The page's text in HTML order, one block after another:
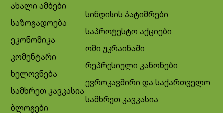
ახალი ამბები
საზოგადოება
ეკონომიკა
კომენტარი
ხელოვნება
სამხრეთ კავკასია
ბლოგები
სინდისის პატიმრები
საპროტესტო აქციები
ომი უკრაინაში
რეპრესიული კანონები
ევროკავშირი და საქართველო
სამხრეთ კავკასია